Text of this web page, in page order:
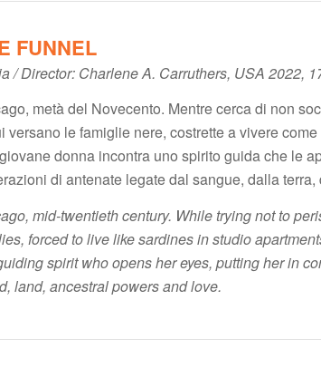
FUNNEL
/ Director: Charlene A. Carruthers, USA 2022,
metà del Novecento. Mentre cerca di non
versano le famiglie nere, costrette a vivere
donna incontra uno spirito guida che le
di antenate legate dal sangue, dalla terra,
mid-twentieth century. While trying not to
forced to live like sardines in studio
spirit who opens her eyes, putting her in
land, ancestral powers and love.